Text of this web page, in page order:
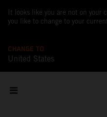
It looks like you are not on your
you like to change to your
CHANGE TO
United States